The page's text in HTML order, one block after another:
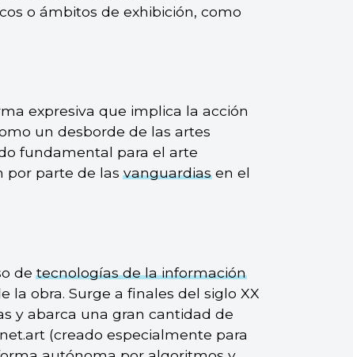
o ámbitos de exhibición, como
expresiva que implica la acción
un desborde de las artes
fundamental para el arte
por parte de lasvanguardiasen el
detecnologías de la información
la obra. Surge a finales del siglo XX
y abarca una gran cantidad de
(creado especialmente para